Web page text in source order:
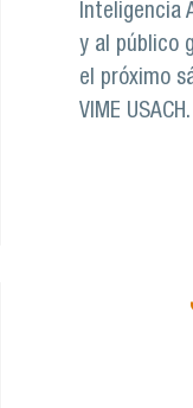
Inteligencia
y al público
el próximo
VIME USACH.